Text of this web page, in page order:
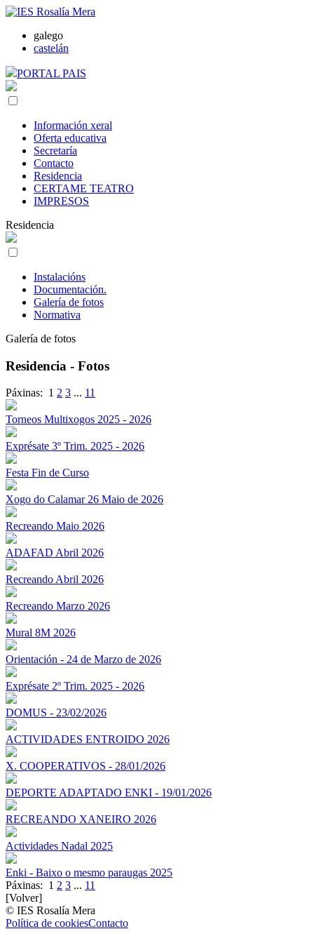
galego
castelán
PORTAL PAIS
Información xeral
Oferta educativa
Secretaría
Contacto
Residencia
CERTAME TEATRO
IMPRESOS
Residencia
Instalacións
Documentación.
Galería de fotos
Normativa
Galería de fotos
Residencia - Fotos
Páxinas: 1 2 3 ... 11
Torneos Multixogos 2025 - 2026
Exprésate 3º Trim. 2025 - 2026
Festa Fin de Curso
Xogo do Calamar 26 Maio de 2026
Recreando Maio 2026
ADAFAD Abril 2026
Recreando Abril 2026
Recreando Marzo 2026
Mural 8M 2026
Orientación - 24 de Marzo de 2026
Exprésate 2º Trim. 2025 - 2026
DOMUS - 23/02/2026
ACTIVIDADES ENTROIDO 2026
X. COOPERATIVOS - 28/01/2026
DEPORTE ADAPTADO ENKI - 19/01/2026
RECREANDO XANEIRO 2026
Actividades Nadal 2025
Enki - Baixo o mesmo paraugas 2025
Páxinas: 1 2 3 ... 11
[Volver]
© IES Rosalía Mera
Política de cookiesContacto